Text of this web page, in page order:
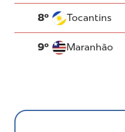
8º Tocantins
9º Maranhão